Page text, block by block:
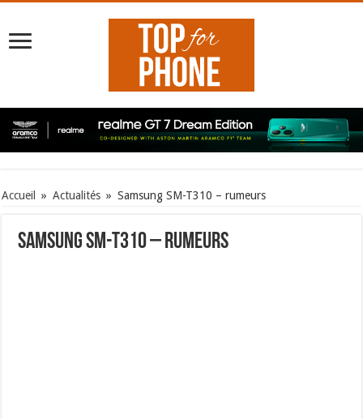
Accueil » Actualités » Samsung SM-T310 – rumeurs
Samsung SM-T310 – rumeurs